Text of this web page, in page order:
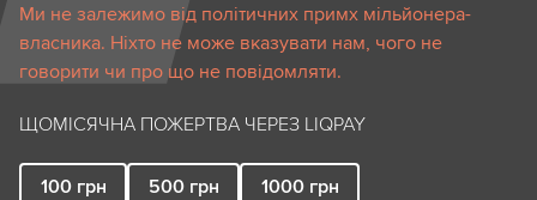
Ми не залежимо від політичних примх мільйонера-
власника. Ніхто не може вказувати нам, чого не
говорити чи про що не повідомляти.
ЩОМІСЯЧНА ПОЖЕРТВА ЧЕРЕЗ LIQPAY
100 грн 500 грн 1000 грн